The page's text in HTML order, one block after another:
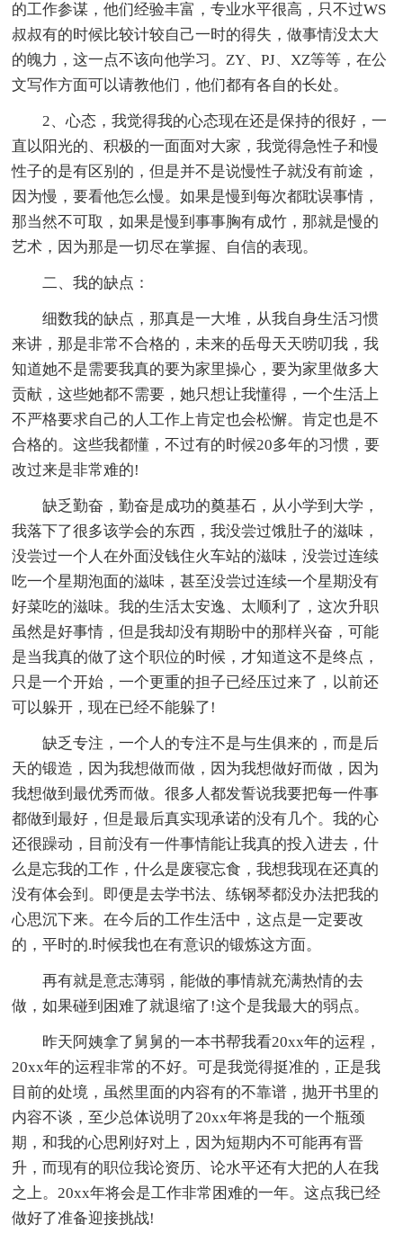
的工作参谋，他们经验丰富，专业水平很高，只不过WS
叔叔有的时候比较计较自己一时的得失，做事情没太大
的魄力，这一点不该向他学习。ZY、PJ、XZ等等，在公
文写作方面可以请教他们，他们都有各自的长处。
2、心态，我觉得我的心态现在还是保持的很好，一
直以阳光的、积极的一面面对大家，我觉得急性子和慢
性子的是有区别的，但是并不是说慢性子就没有前途，
因为慢，要看他怎么慢。如果是慢到每次都耽误事情，
那当然不可取，如果是慢到事事胸有成竹，那就是慢的
艺术，因为那是一切尽在掌握、自信的表现。
二、我的缺点：
细数我的缺点，那真是一大堆，从我自身生活习惯
来讲，那是非常不合格的，未来的岳母天天唠叨我，我
知道她不是需要我真的要为家里操心，要为家里做多大
贡献，这些她都不需要，她只想让我懂得，一个生活上
不严格要求自己的人工作上肯定也会松懈。肯定也是不
合格的。这些我都懂，不过有的时候20多年的习惯，要
改过来是非常难的!
缺乏勤奋，勤奋是成功的奠基石，从小学到大学，
我落下了很多该学会的东西，我没尝过饿肚子的滋味，
没尝过一个人在外面没钱住火车站的滋味，没尝过连续
吃一个星期泡面的滋味，甚至没尝过连续一个星期没有
好菜吃的滋味。我的生活太安逸、太顺利了，这次升职
虽然是好事情，但是我却没有期盼中的那样兴奋，可能
是当我真的做了这个职位的时候，才知道这不是终点，
只是一个开始，一个更重的担子已经压过来了，以前还
可以躲开，现在已经不能躲了!
缺乏专注，一个人的专注不是与生俱来的，而是后
天的锻造，因为我想做而做，因为我想做好而做，因为
我想做到最优秀而做。很多人都发誓说我要把每一件事
都做到最好，但是最后真实现承诺的没有几个。我的心
还很躁动，目前没有一件事情能让我真的投入进去，什
么是忘我的工作，什么是废寝忘食，我想我现在还真的
没有体会到。即便是去学书法、练钢琴都没办法把我的
心思沉下来。在今后的工作生活中，这点是一定要改
的，平时的.时候我也在有意识的锻炼这方面。
再有就是意志薄弱，能做的事情就充满热情的去
做，如果碰到困难了就退缩了!这个是我最大的弱点。
昨天阿姨拿了舅舅的一本书帮我看20xx年的运程，
20xx年的运程非常的不好。可是我觉得挺准的，正是我
目前的处境，虽然里面的内容有的不靠谱，抛开书里的
内容不谈，至少总体说明了20xx年将是我的一个瓶颈
期，和我的心思刚好对上，因为短期内不可能再有晋
升，而现有的职位我论资历、论水平还有大把的人在我
之上。20xx年将会是工作非常困难的一年。这点我已经
做好了准备迎接挑战!